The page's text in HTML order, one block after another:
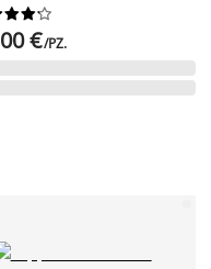




€/PZ.